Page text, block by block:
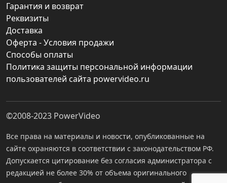
Гарантия и возврат
Реквизиты
Доставка
Оферта - Условия продажи
Способы оплаты
Политика защиты персональной информации
пользователей сайта powervideo.ru
©2008-2023 PowerVideo
Все права на материалы и новости, опубликованные на
сайте охраняются в соответствии с законодательством РФ.
Допускается цитирование без согласия администратора с
редакцией не более 30% от объема оригинального